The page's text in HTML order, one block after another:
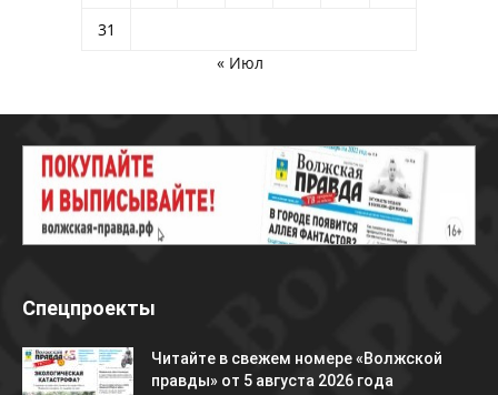
31
« Июл
Спецпроекты
Читайте в свежем номере «Волжской
правды» от 5 августа 2026 года